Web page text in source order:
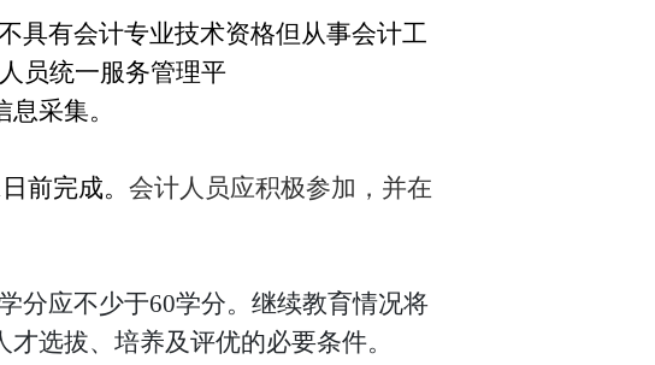
具有会计专业技术资格但从事会计工
员统一服务管理平
息采集。
前完成。 会计人员应积极参加，并在
分应不少于60学分。继续教育情况将
选拔、培养及评优的必要条件。